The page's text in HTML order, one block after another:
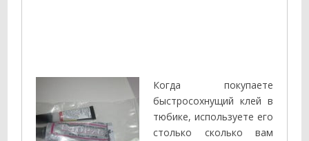
Когда покупаете
быстросохнущий клей в
тюбике, используете его
столько сколько вам